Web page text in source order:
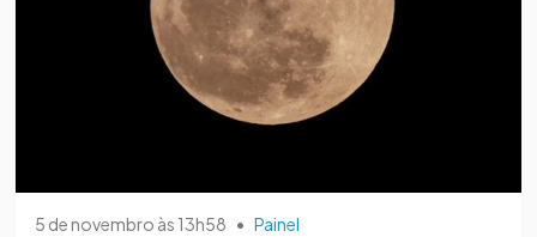
5 de novembro às 13h58 • Painel